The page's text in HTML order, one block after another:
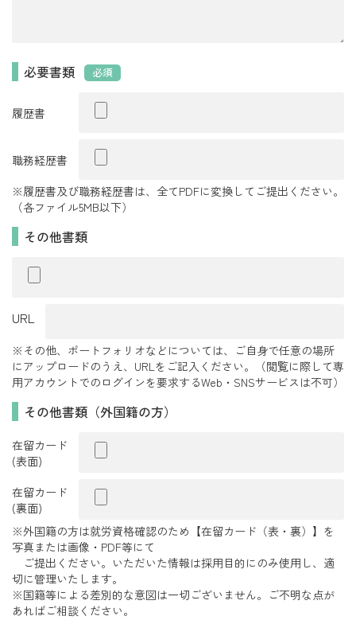
必要書類 必須
履歴書
職務経歴書
※履歴書及び職務経歴書は、全てPDFに変換してご提出ください。
（各ファイル5MB以下）
その他書類
URL
※その他、ポートフォリオなどについては、ご自身で任意の場所
にアップロードのうえ、URLをご記入ください。（閲覧に際して専
用アカウントでのログインを要求するWeb・SNSサービスは不可）
その他書類（外国籍の方）
在留カード
(表面)
在留カード
(裏面)
※外国籍の方は就労資格確認のため【在留カード（表・裏）】を
写真または画像・PDF等にて
ご提出ください。いただいた情報は採用目的にのみ使用し、適
切に管理いたします。
※国籍等による差別的な意図は一切ございません。ご不明な点が
あればご相談ください。